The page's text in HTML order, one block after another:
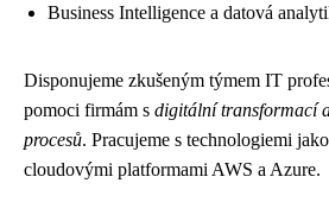
Business Intelligence a datová
Disponujeme zkušeným týmem IT
pomoci firmám s digitální transformací
procesů. Pracujeme s technologiemi
cloudovými platformami AWS a Azure.